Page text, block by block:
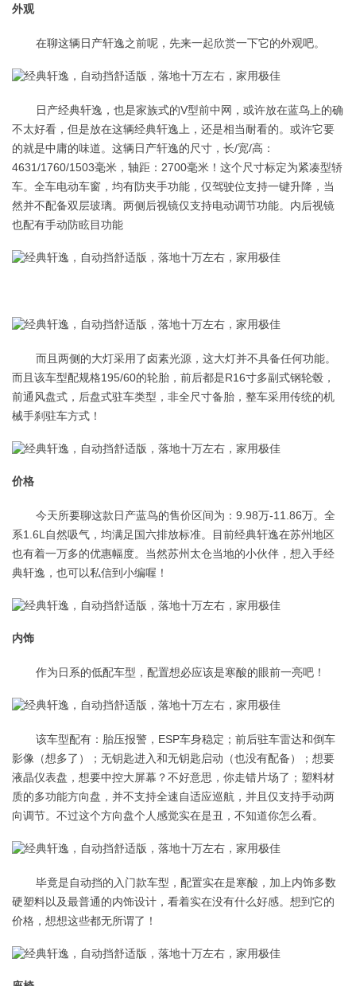
外观
在聊这辆日产轩逸之前呢，先来一起欣赏一下它的外观吧。
日产经典轩逸，也是家族式的V型前中网，或许放在蓝鸟上的确
不太好看，但是放在这辆经典轩逸上，还是相当耐看的。或许它要
的就是中庸的味道。这辆日产轩逸的尺寸，长/宽/高：
4631/1760/1503毫米，轴距：2700毫米！这个尺寸标定为紧凑型轿
车。全车电动车窗，均有防夹手功能，仅驾驶位支持一键升降，当
然并不配备双层玻璃。两侧后视镜仅支持电动调节功能。内后视镜
也配有手动防眩目功能
而且两侧的大灯采用了卤素光源，这大灯并不具备任何功能。
而且该车型配规格195/60的轮胎，前后都是R16寸多副式钢轮毂，
前通风盘式，后盘式驻车类型，非全尺寸备胎，整车采用传统的机
械手刹驻车方式！
价格
今天所要聊这款日产蓝鸟的售价区间为：9.98万-11.86万。全
系1.6L自然吸气，均满足国六排放标准。目前经典轩逸在苏州地区
也有着一万多的优惠幅度。当然苏州太仓当地的小伙伴，想入手经
典轩逸，也可以私信到小编喔！
内饰
作为日系的低配车型，配置想必应该是寒酸的眼前一亮吧！
该车型配有：胎压报警，ESP车身稳定；前后驻车雷达和倒车
影像（想多了）；无钥匙进入和无钥匙启动（也没有配备）；想要
液晶仪表盘，想要中控大屏幕？不好意思，你走错片场了；塑料材
质的多功能方向盘，并不支持全速自适应巡航，并且仅支持手动两
向调节。不过这个方向盘个人感觉实在是丑，不知道你怎么看。
毕竟是自动挡的入门款车型，配置实在是寒酸，加上内饰多数
硬塑料以及最普通的内饰设计，看着实在没有什么好感。想到它的
价格，想想这些都无所谓了！